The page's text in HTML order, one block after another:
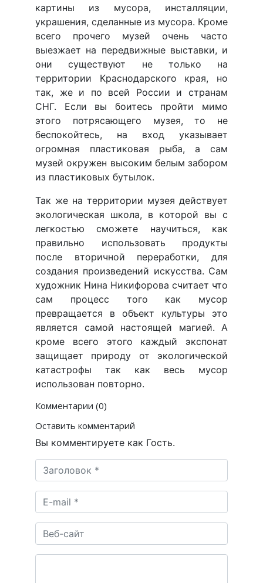
картины из мусора, инсталляции,
украшения, сделанные из мусора. Кроме
всего прочего музей очень часто
выезжает на передвижные выставки, и
они существуют не только на
территории Краснодарского края, но
так, же и по всей России и странам
СНГ. Если вы боитесь пройти мимо
этого потрясающего музея, то не
беспокойтесь, на вход указывает
огромная пластиковая рыба, а сам
музей окружен высоким белым забором
из пластиковых бутылок.
Так же на территории музея действует
экологическая школа, в которой вы с
легкостью сможете научиться, как
правильно использовать продукты
после вторичной переработки, для
создания произведений искусства. Сам
художник Нина Никифорова считает что
сам процесс того как мусор
превращается в объект культуры это
является самой настоящей магией. А
кроме всего этого каждый экспонат
защищает природу от экологической
катастрофы так как весь мусор
использован повторно.
Комментарии (0)
Оставить комментарий
Вы комментируете как Гость.